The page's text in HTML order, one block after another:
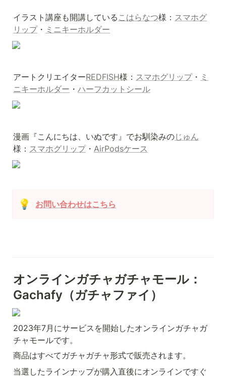
イラスト講座も開講している こはらなつ様： スマホグ
リップ・ ミニキーホルダー
アートクリエイターREDFISH様： スマホグリップ・ ミ
ニキーホルダー ・ ハーフカットシール
漫画『こんにちは、いぬです』でお馴染みのじゅん
様： スマホグリップ・ AirPodsケース
💡 お問い合わせはこちら
オンラインガチャガチャモール：
Gachafy（ガチャファイ）
2023年7月にサービスを開始したオンラインガチャガ
チャモールです。
商品はすべてガチャガチャ形式で販売されます。
当選したラインナップが購入直後にオンラインですぐ